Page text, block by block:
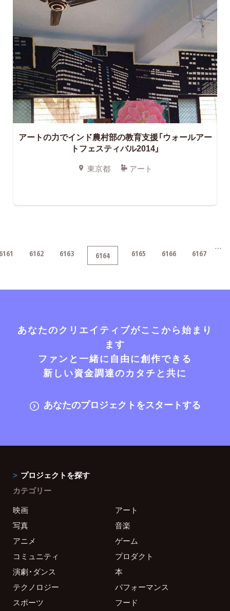
アートの力でインド農村部の教育支援「ウォールアー
トフェスティバル2014」
東京都 アート
6162 6163 6164 6165 6166 6167 …
あなたのクリエイティブがここから始まり
ます
ファンと一緒に自由に創作できる
新しい資金調達のカタチと共に
あなたのプロジェクトをスタートする
プロジェクトを探す
カテゴリー
映画
アート
写真
音楽
アニメ
ゲーム
コミュニティ
プロダクト
演劇・ダンス
本
テクノロジー
パフォーマンス
スポーツ
フード